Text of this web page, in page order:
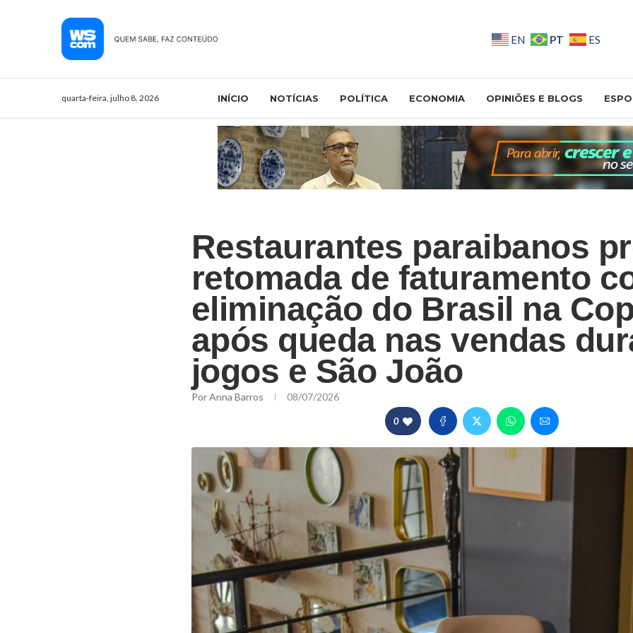
EN PT ES
quarta-feira, julho 8, 2026 INÍCIO NOTÍCIAS POLÍTICA ECONOMIA OPINIÕES E BLOGS
Restaurantes paraibanos
retomada de faturamento
eliminação do Brasil na
após queda nas vendas
jogos e São João
PorAnna Barros 08/07/2026
0